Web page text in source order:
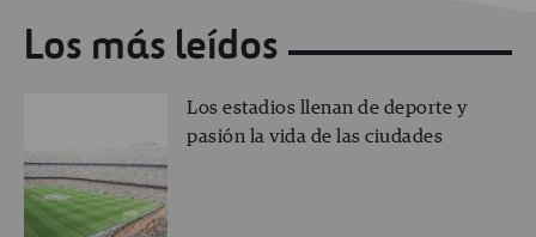
Los más leídos
Los estadios llenan de deporte y
pasión la vida de las ciudades